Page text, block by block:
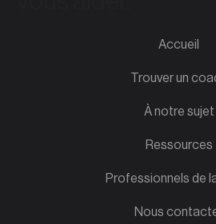
Accueil
Trouver un
À notre sujet
Ressources
Professionnels de
Nous